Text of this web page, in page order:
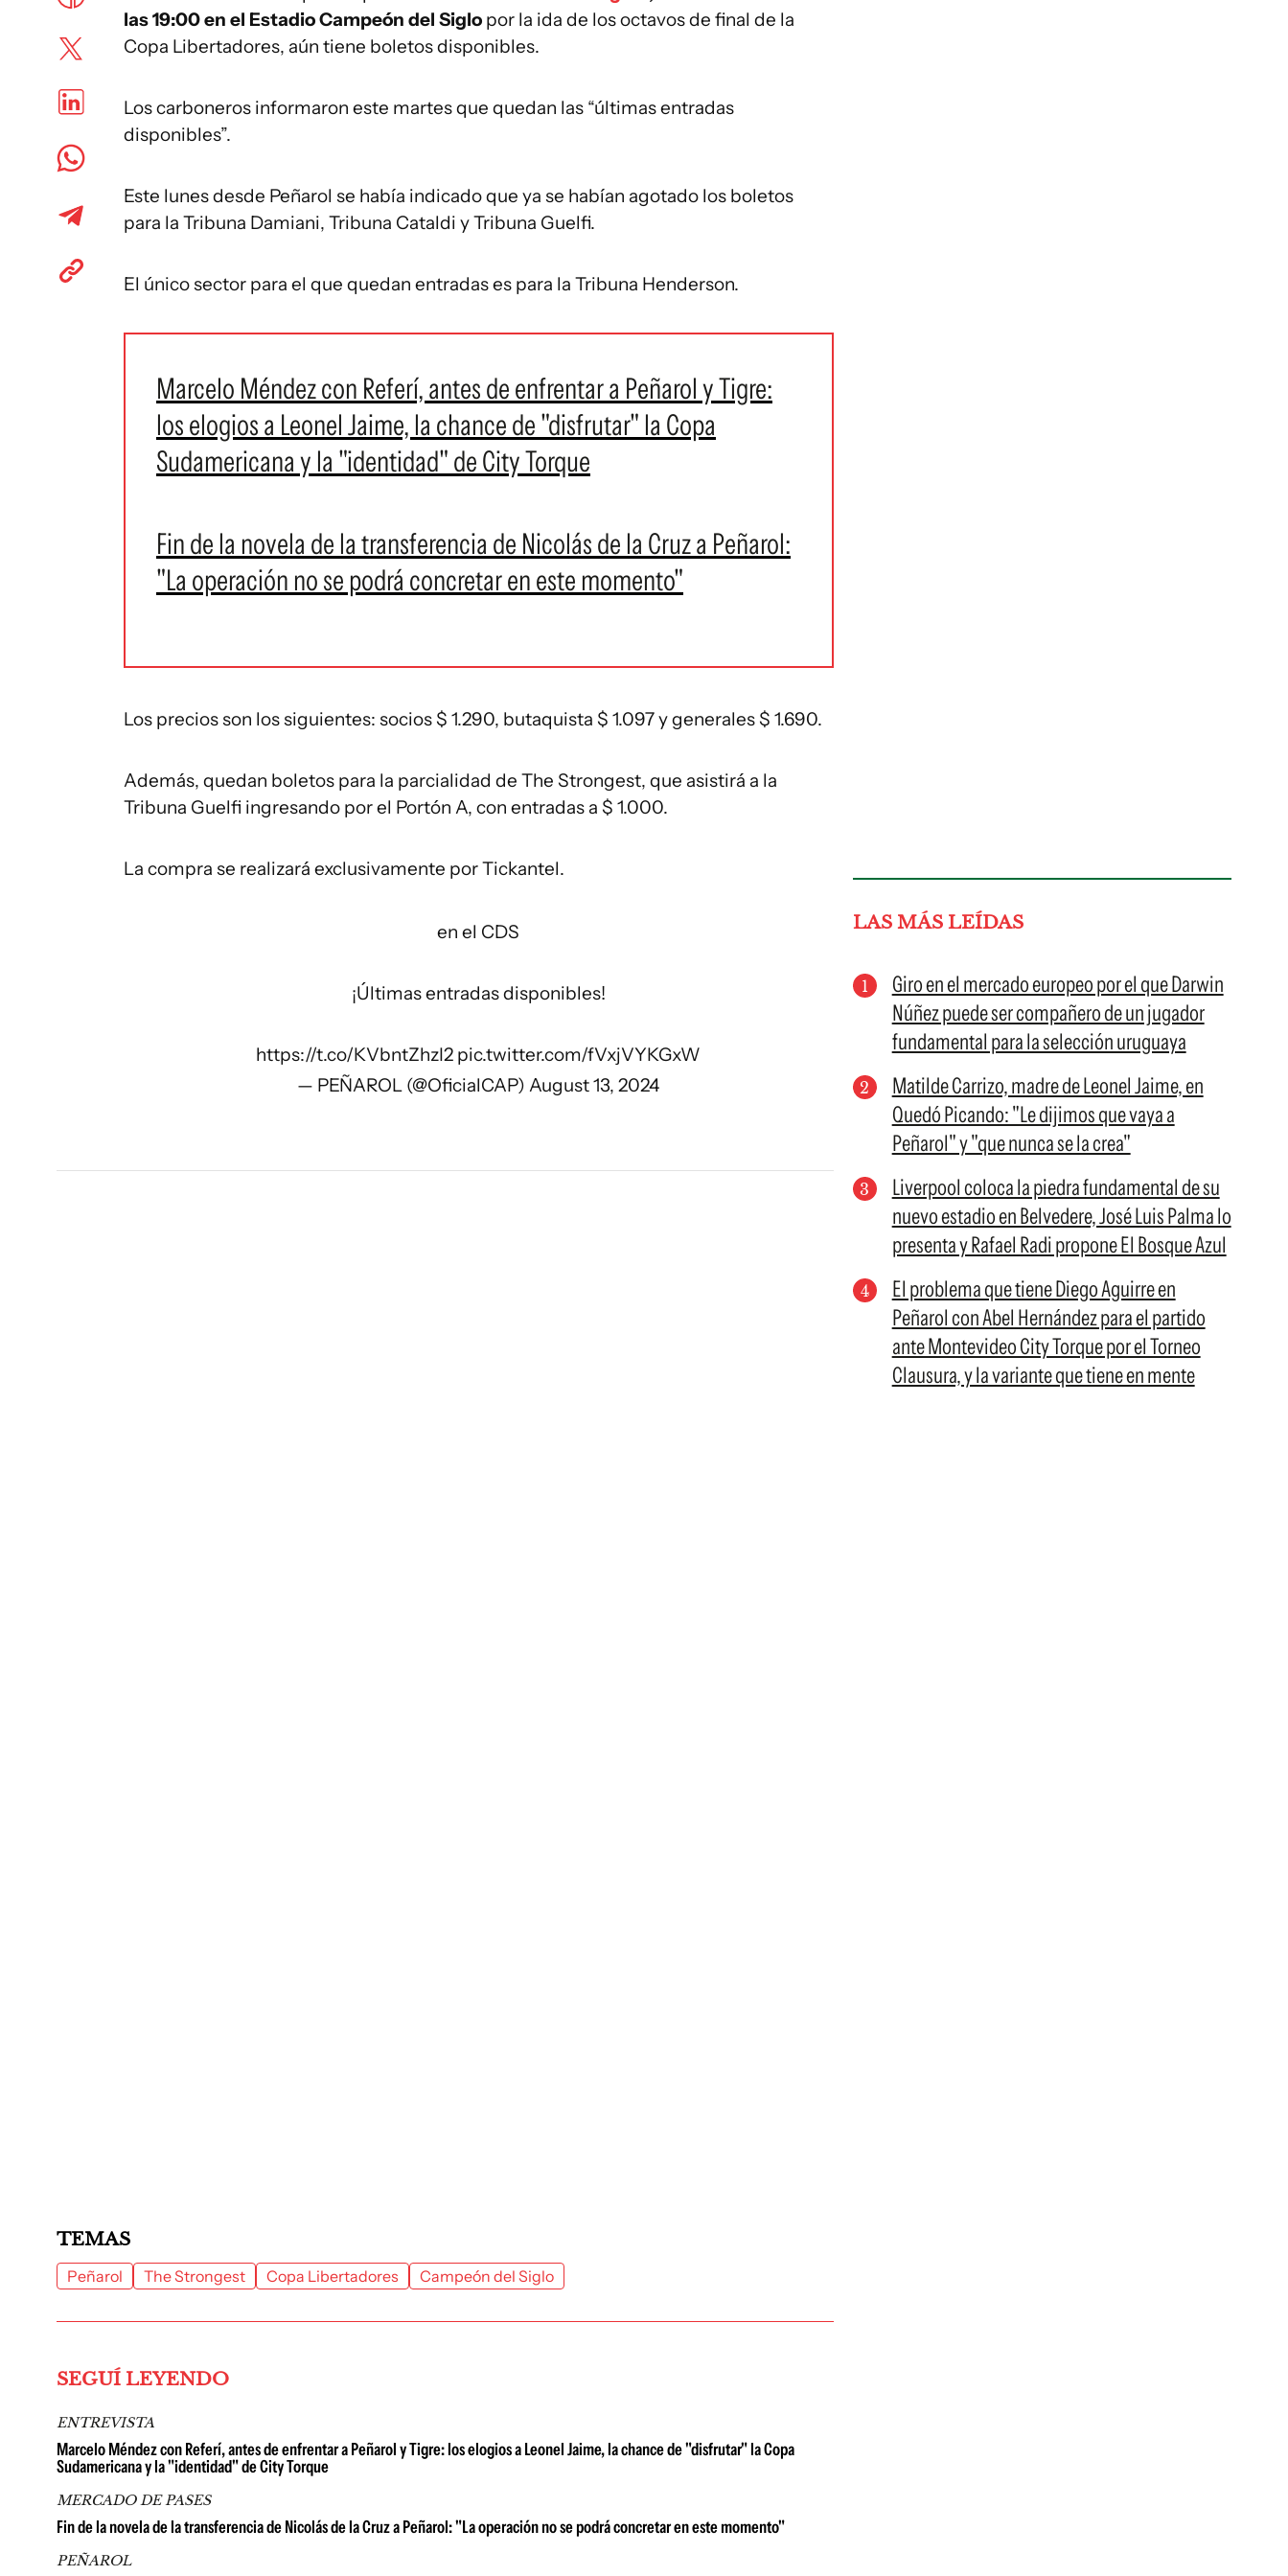
las 19:00 en el Estadio Campeón del Siglo por la ida de los octavos de final de la
Copa Libertadores, aún tiene boletos disponibles.
Los carboneros informaron este martes que quedan las “últimas entradas
disponibles”.
Este lunes desde Peñarol se había indicado que ya se habían agotado los boletos
para la Tribuna Damiani, Tribuna Cataldi y Tribuna Guelfi.
El único sector para el que quedan entradas es para la Tribuna Henderson.
Marcelo Méndez con Referí, antes de enfrentar a Peñarol y Tigre:
los elogios a Leonel Jaime, la chance de "disfrutar" la Copa
Sudamericana y la "identidad" de City Torque
Fin de la novela de la transferencia de Nicolás de la Cruz a Peñarol:
"La operación no se podrá concretar en este momento"
Los precios son los siguientes: socios $ 1.290, butaquista $ 1.097 y generales $ 1.690.
Además, quedan boletos para la parcialidad de The Strongest, que asistirá a la
Tribuna Guelfi ingresando por el Portón A, con entradas a $ 1.000.
La compra se realizará exclusivamente por Tickantel.
en el CDS
¡Últimas entradas disponibles!
https://t.co/KVbntZhzI2 pic.twitter.com/fVxjVYKGxW
— PEÑAROL (@OficialCAP)August 13, 2024
LAS MÁS LEÍDAS
Giro en el mercado europeo por el que Darwin
Núñez puede ser compañero de un jugador
fundamental para la selección uruguaya
Matilde Carrizo, madre de Leonel Jaime, en
Quedó Picando: "Le dijimos que vaya a
Peñarol" y "que nunca se la crea"
Liverpool coloca la piedra fundamental de su
nuevo estadio en Belvedere, José Luis Palma lo
presenta y Rafael Radi propone El Bosque Azul
El problema que tiene Diego Aguirre en
Peñarol con Abel Hernández para el partido
ante Montevideo City Torque por el Torneo
Clausura, y la variante que tiene en mente
TEMAS
Peñarol The Strongest Copa Libertadores Campeón del Siglo
SEGUÍ LEYENDO
ENTREVISTA
Marcelo Méndez con Referí, antes de enfrentar a Peñarol y Tigre: los elogios a Leonel Jaime, la chance de "disfrutar" la Copa
Sudamericana y la "identidad" de City Torque
MERCADO DE PASES
Fin de la novela de la transferencia de Nicolás de la Cruz a Peñarol: "La operación no se podrá concretar en este momento"
PEÑAROL